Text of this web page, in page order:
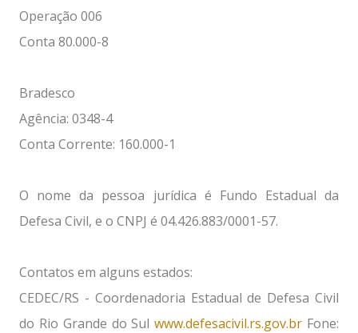
Operação 006
Conta 80.000-8
Bradesco
Agência: 0348-4
Conta Corrente: 160.000-1
O nome da pessoa jurídica é Fundo Estadual da
Defesa Civil, e o CNPJ é 04.426.883/0001-57.
Contatos em alguns estados:
CEDEC/RS - Coordenadoria Estadual de Defesa Civil
do Rio Grande do Sulwww.defesacivil.rs.gov.br Fone: